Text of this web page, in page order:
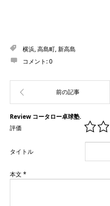
横浜,高島町,新高島
コメント:0
Review コータロー卓球塾.
評価
タイトル
本文 *